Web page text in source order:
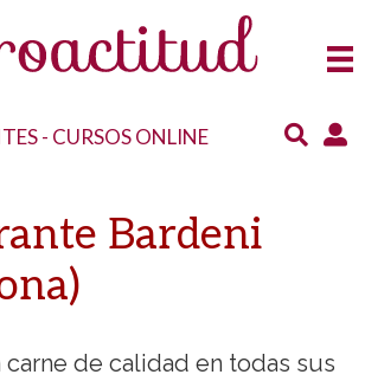
- CURSOS ONLINE
Bardeni
carne de calidad en todas sus